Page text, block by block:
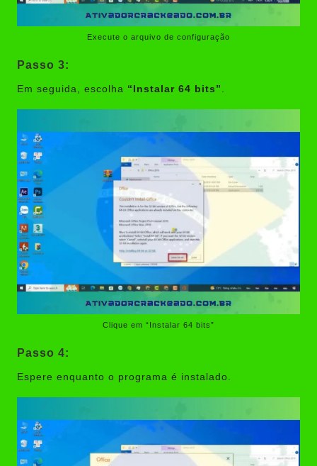
Execute o arquivo de configuração
Passo 3:
Em seguida, escolha “Instalar 64 bits” .
Clique em “Instalar 64 bits”
Passo 4:
Espere enquanto o programa é instalado.